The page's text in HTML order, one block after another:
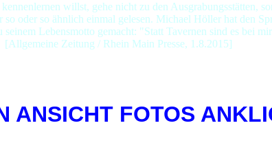
willst, gehe nicht zu den Ausgrabungsstätten,
so oder so ähnlich einmal gelesen. Michael Höller hat den
seinem Lebensmotto gemacht: "Statt Tavernen sind es bei
[Allgemeine Zeitung / Rhein Main Presse, 1.8.2015]
ANSICHT FOTOS